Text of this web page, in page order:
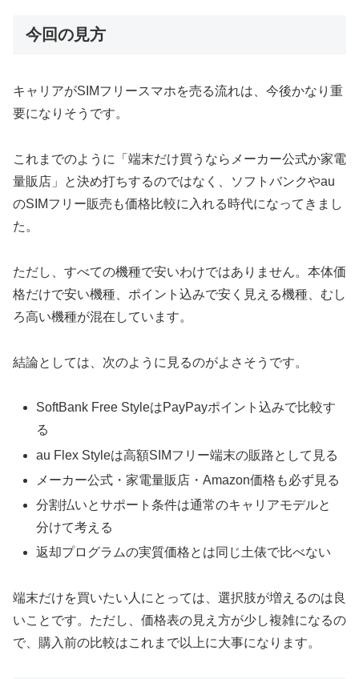
今回の見方
キャリアがSIMフリースマホを売る流れは、今後かなり重
要になりそうです。
これまでのように「端末だけ買うならメーカー公式か家電
量販店」と決め打ちするのではなく、ソフトバンクやau
のSIMフリー販売も価格比較に入れる時代になってきまし
た。
ただし、すべての機種で安いわけではありません。本体価
格だけで安い機種、ポイント込みで安く見える機種、むし
ろ高い機種が混在しています。
結論としては、次のように見るのがよさそうです。
SoftBank Free StyleはPayPayポイント込みで比較す
る
au Flex Styleは高額SIMフリー端末の販路として見る
メーカー公式・家電量販店・Amazon価格も必ず見る
分割払いとサポート条件は通常のキャリアモデルと
分けて考える
返却プログラムの実質価格とは同じ土俵で比べない
端末だけを買いたい人にとっては、選択肢が増えるのは良
いことです。ただし、価格表の見え方が少し複雑になるの
で、購入前の比較はこれまで以上に大事になります。